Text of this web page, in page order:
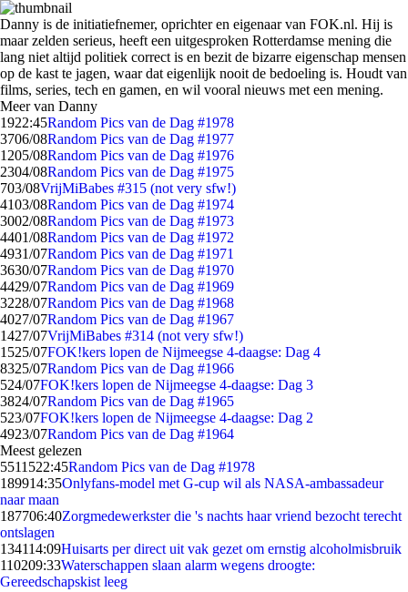
Danny is de initiatiefnemer, oprichter en eigenaar van FOK.nl. Hij is
maar zelden serieus, heeft een uitgesproken Rotterdamse mening die
lang niet altijd politiek correct is en bezit de bizarre eigenschap mensen
op de kast te jagen, waar dat eigenlijk nooit de bedoeling is. Houdt van
films, series, tech en gamen, en wil vooral nieuws met een mening.
Meer van Danny
1922:45Random Pics van de Dag #1978
3706/08Random Pics van de Dag #1977
1205/08Random Pics van de Dag #1976
2304/08Random Pics van de Dag #1975
703/08VrijMiBabes #315 (not very sfw!)
4103/08Random Pics van de Dag #1974
3002/08Random Pics van de Dag #1973
4401/08Random Pics van de Dag #1972
4931/07Random Pics van de Dag #1971
3630/07Random Pics van de Dag #1970
4429/07Random Pics van de Dag #1969
3228/07Random Pics van de Dag #1968
4027/07Random Pics van de Dag #1967
1427/07VrijMiBabes #314 (not very sfw!)
1525/07FOK!kers lopen de Nijmeegse 4-daagse: Dag 4
8325/07Random Pics van de Dag #1966
524/07FOK!kers lopen de Nijmeegse 4-daagse: Dag 3
3824/07Random Pics van de Dag #1965
523/07FOK!kers lopen de Nijmeegse 4-daagse: Dag 2
4923/07Random Pics van de Dag #1964
Meest gelezen
5511522:45Random Pics van de Dag #1978
189914:35Onlyfans-model met G-cup wil als NASA-ambassadeur
naar maan
187706:40Zorgmedewerkster die 's nachts haar vriend bezocht terecht
ontslagen
134114:09Huisarts per direct uit vak gezet om ernstig alcoholmisbruik
110209:33Waterschappen slaan alarm wegens droogte:
Gereedschapskist leeg